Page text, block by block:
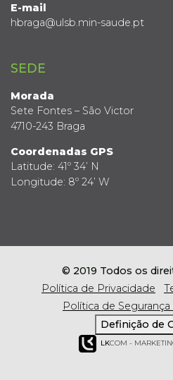
E-mail
hbraga@ulsb.min-saude.pt
SEDE
Morada
Sete Fontes – São Victor
4710-243 Braga
Coordenadas GPS
Latitude: 41º 34’ N
Longitude: 8º 24’ W
© 2019 Todos os
Política de Privacidade
Política de
Definição de
LKCOM -